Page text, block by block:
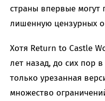
страны впервые могут
лишенную цензурных
Хотя Return to Castle
лет назад, до сих пор
только урезанная
множество